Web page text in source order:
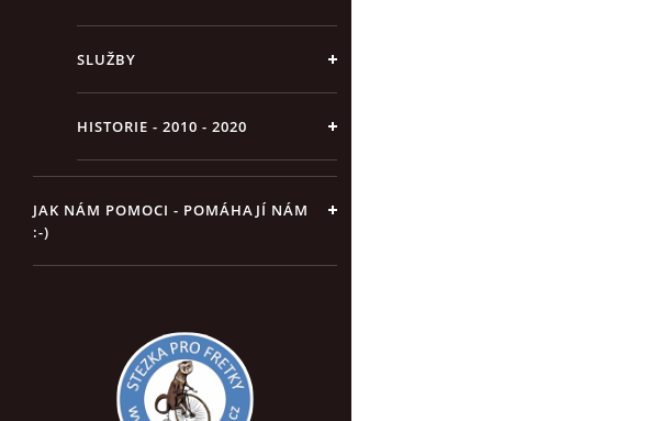
SLUŽBY
HISTORIE - 2010 - 2020
JAK NÁM POMOCI - POMÁHAJÍ NÁM
:-)